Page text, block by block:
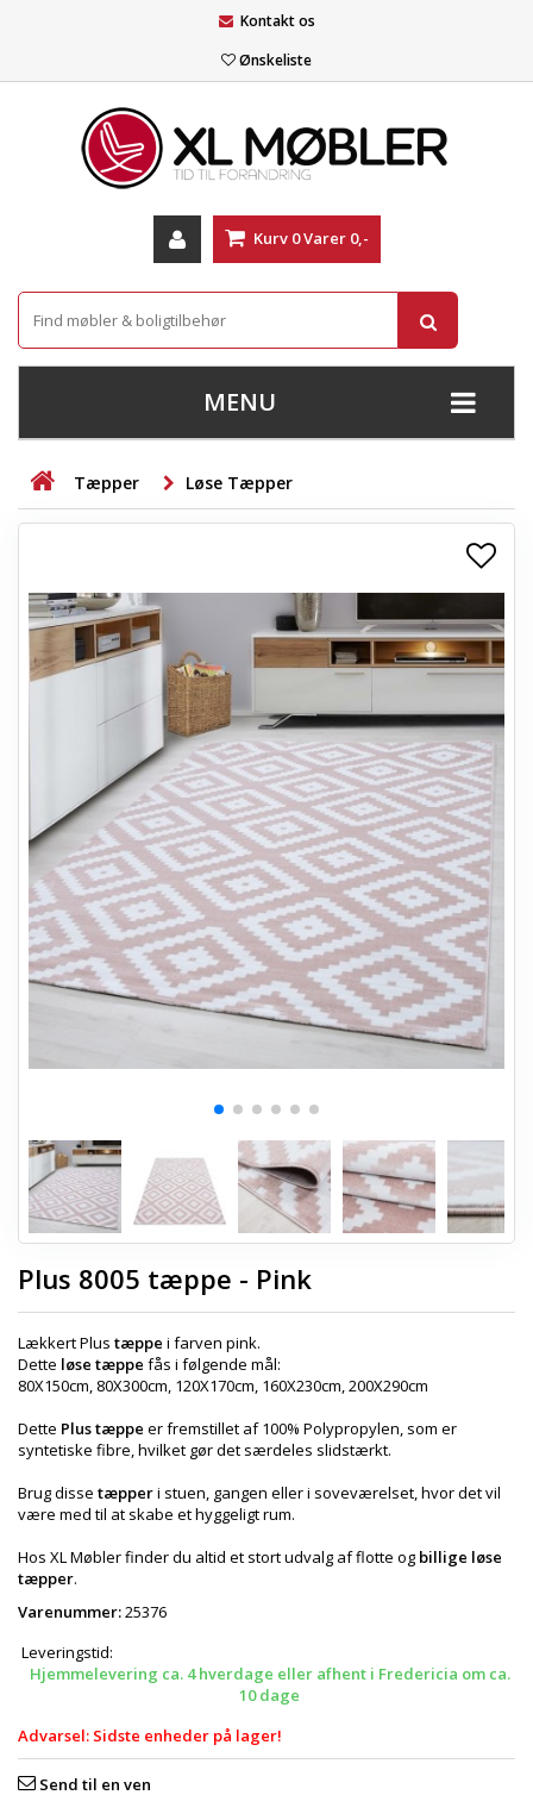
Kontakt os
Ønskeliste
Kurv 0Varer 0,-
MENU
+
STUE
+
+
SOVEVÆRELSE
+
KONTORMØBLER
+
+
+
ENTREMØBLER
+
HAVEMØBLER
OUTLET
Tæpper Løse Tæpper
Plus 8005 tæppe - Pink
Lækkert Plus tæppe i farven pink.
Dette løse tæppe fås i følgende mål:
80X150cm, 80X300cm, 120X170cm, 160X230cm, 200X290cm
Dette Plus tæppe er fremstillet af 100% Polypropylen, som er
syntetiske fibre, hvilket gør det særdeles slidstærkt.
Brug disse tæpperi stuen, gangen eller i soveværelset, hvor det vil
være med til at skabe et hyggeligt rum.
Hos XL Møbler finder du altid et stort udvalg af flotte og billige løse
tæpper.
Varenummer:25376
Leveringstid:
Hjemmelevering ca. 4 hverdage eller afhent i Fredericia om ca.
10 dage
Advarsel: Sidste enheder på lager!
Send til en ven